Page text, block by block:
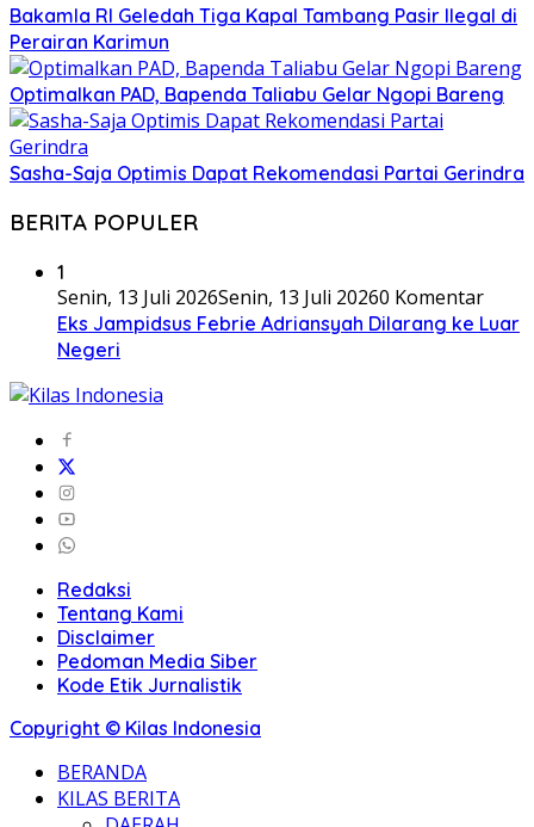
Bakamla RI Geledah Tiga Kapal Tambang Pasir Ilegal di
Perairan Karimun
Optimalkan PAD, Bapenda Taliabu Gelar Ngopi Bareng
Sasha-Saja Optimis Dapat Rekomendasi Partai Gerindra
BERITA POPULER
1
Senin, 13 Juli 2026Senin, 13 Juli 20260 Komentar
Eks Jampidsus Febrie Adriansyah Dilarang ke Luar
Negeri
Redaksi
Tentang Kami
Disclaimer
Pedoman Media Siber
Kode Etik Jurnalistik
Copyright © Kilas Indonesia
BERANDA
KILAS BERITA